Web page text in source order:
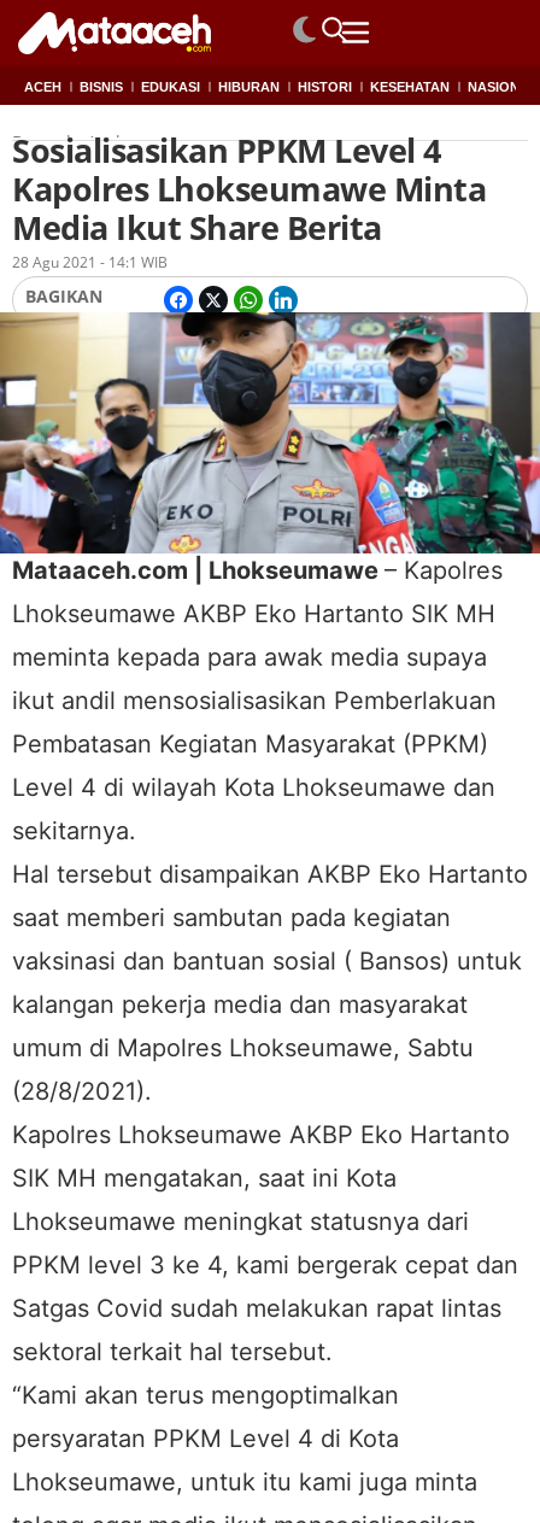
ACEH BISNIS EDUKASI HIBURAN HISTORI KESEHATAN NASIONAL
Beranda Aceh
Sosialisasikan PPKM Level 4
Kapolres Lhokseumawe Minta
Media Ikut Share Berita
OlehRedaksi
28 Agu 2021 - 14:1 WIB
BAGIKAN
Mataaceh.com | Lhokseumawe – Kapolres
Lhokseumawe AKBP Eko Hartanto SIK MH
meminta kepada para awak media supaya
ikut andil mensosialisasikan Pemberlakuan
Pembatasan Kegiatan Masyarakat (PPKM)
Level 4 di wilayah Kota Lhokseumawe dan
sekitarnya.
Hal tersebut disampaikan AKBP Eko Hartanto
saat memberi sambutan pada kegiatan
vaksinasi dan bantuan sosial ( Bansos) untuk
kalangan pekerja media dan masyarakat
umum di Mapolres Lhokseumawe, Sabtu
(28/8/2021).
Kapolres Lhokseumawe AKBP Eko Hartanto
SIK MH mengatakan, saat ini Kota
Lhokseumawe meningkat statusnya dari
PPKM level 3 ke 4, kami bergerak cepat dan
Satgas Covid sudah melakukan rapat lintas
sektoral terkait hal tersebut.
“Kami akan terus mengoptimalkan
persyaratan PPKM Level 4 di Kota
Lhokseumawe, untuk itu kami juga minta